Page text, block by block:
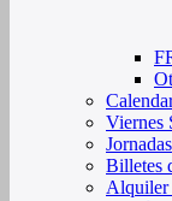
Viernes
Jornadas
Billetes
Alquiler